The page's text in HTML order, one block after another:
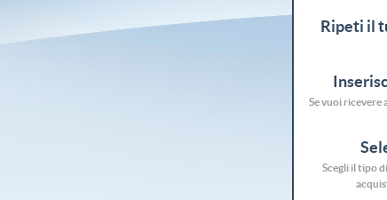
Ripeti il
Se vuoi ricevere
Scegli il tipo